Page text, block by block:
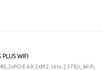
WIFI
2xPCI-E 4.0, 2xM.2, сеть: 2.5 Гб/с, Wi-Fi,